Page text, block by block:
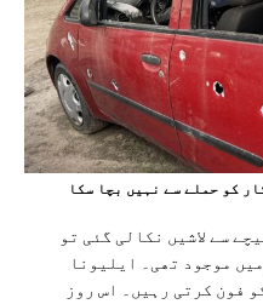
کو حملے سے نہیں بچا سکا
سے لاشیں نکالی گئی تو
موجود تھی۔ ایلیونا
فون کرتی رہیں۔ اس روز